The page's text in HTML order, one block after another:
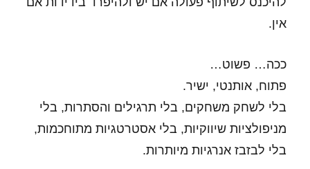
אין.
ככה… פשוט…
פתוח, אותנטי, ישיר.
בלי לשחק משחקים, בלי תרגילים והסתרות, בלי
מניפולציות שיווקיות, בלי אסטרטגיות מתוחכמות,
בלי לבזבז אנרגיות מיותרות.